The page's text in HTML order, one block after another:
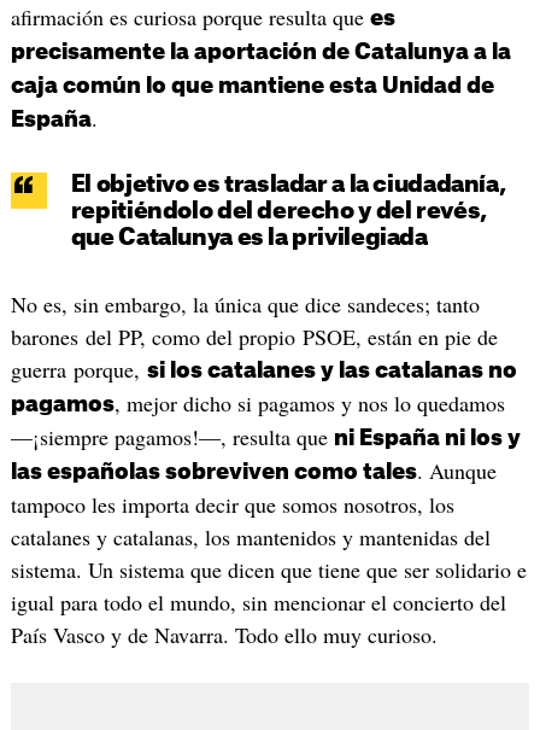
afirmación es curiosa porque resulta que es
precisamente la aportación de Catalunya a la
caja común lo que mantiene esta Unidad de
España.
El objetivo es trasladar a la ciudadanía,
repitiéndolo del derecho y del revés,
que Catalunya es la privilegiada
No es, sin embargo, la única que dice sandeces; tanto
barones del PP, como del propio PSOE, están en pie de
guerra porque, si los catalanes y las catalanas no
pagamos, mejor dicho si pagamos y nos lo quedamos
—¡siempre pagamos!—, resulta que ni España ni los y
las españolas sobreviven como tales. Aunque
tampoco les importa decir que somos nosotros, los
catalanes y catalanas, los mantenidos y mantenidas del
sistema. Un sistema que dicen que tiene que ser solidario e
igual para todo el mundo, sin mencionar el concierto del
País Vasco y de Navarra. Todo ello muy curioso.